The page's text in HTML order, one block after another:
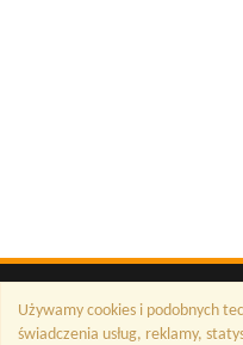
Używamy cookies i podobnych
świadczenia usług, reklamy,